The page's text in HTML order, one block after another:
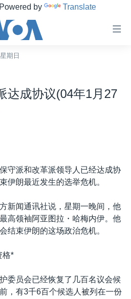
by Translate
期日
达成协议(04年1月27
守派和改革派领导人已经达成协
伊朗最近发生的选举危机。
新闻通讯社说，星期一晚间，他
高领袖阿亚图拉・哈梅内伊。他
结束伊朗的这场政治危机。
格*
委员会已经恢复了几百名议会候
，有3千6百个候选人被列在一份